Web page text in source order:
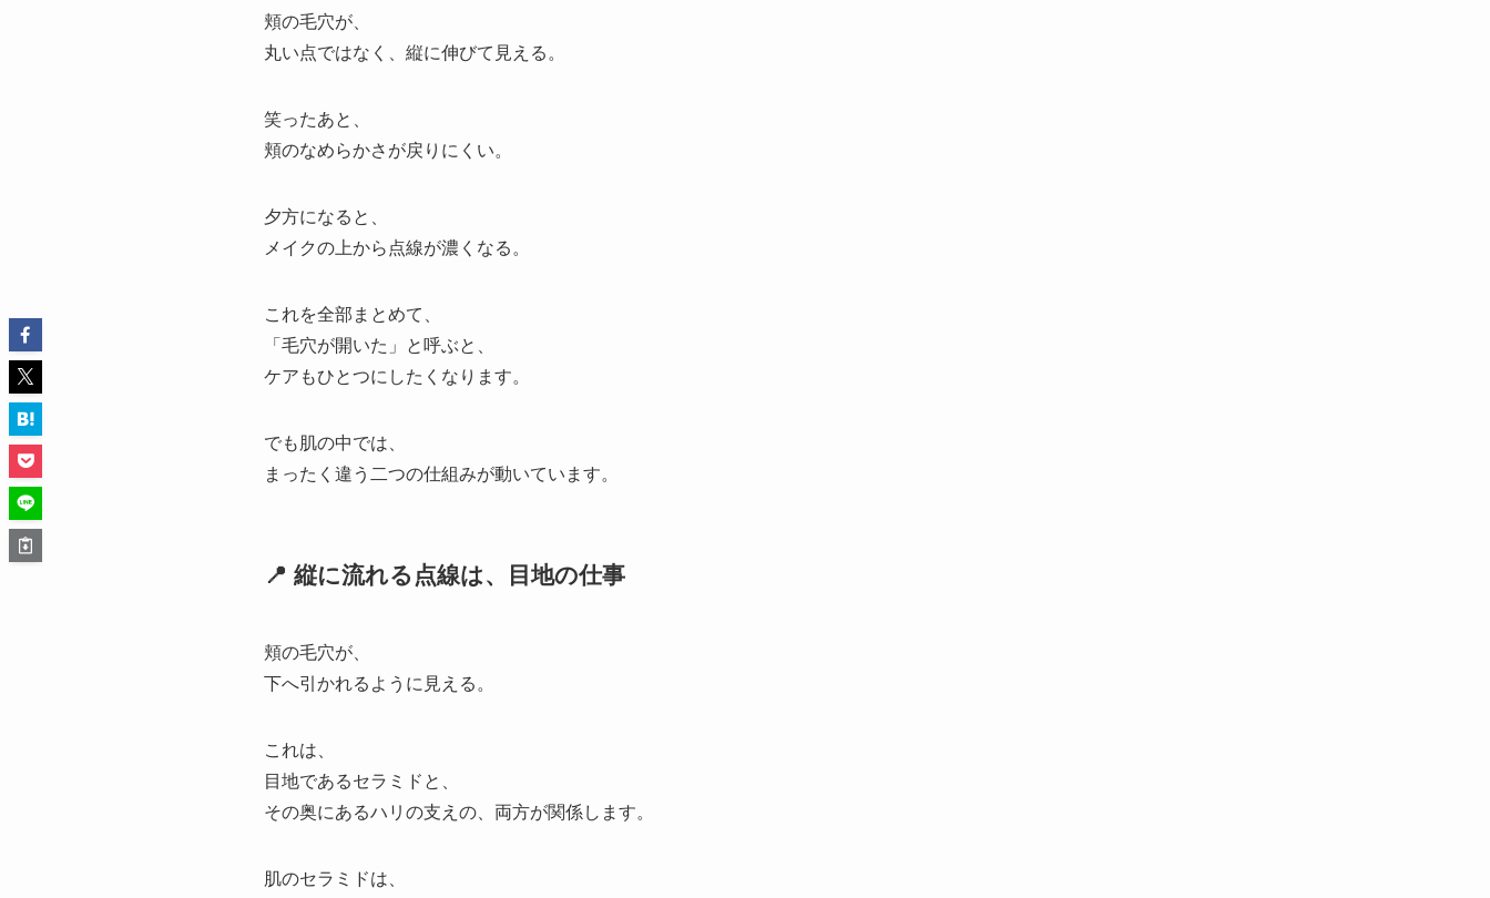
頬の毛穴が、
丸い点ではなく、縦に伸びて見える。
笑ったあと、
頬のなめらかさが戻りにくい。
夕方になると、
メイクの上から点線が濃くなる。
これを全部まとめて、
「毛穴が開いた」と呼ぶと、
ケアもひとつにしたくなります。
でも肌の中では、
まったく違う二つの仕組みが動いています。
📍 縦に流れる点線は、目地の仕事
頬の毛穴が、
下へ引かれるように見える。
これは、
目地であるセラミドと、
その奥にあるハリの支えの、両方が関係します。
肌のセラミドは、